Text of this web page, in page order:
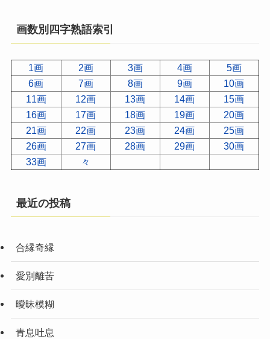
画数別四字熟語索引
1画 2画 3画 4画
5画
6画
7画 8画 9画
10画
11画
12画 13画 14画
15画
16画
17画 18画 19画
20画
21画
22画 23画 24画
25画
26画
27画 28画 29画
30画
33画
々
最近の投稿
合縁奇縁
愛別離苦
曖昧模糊
青息吐息